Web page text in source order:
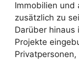
Immobilien und
zusätzlich zu
Darüber
Projekte